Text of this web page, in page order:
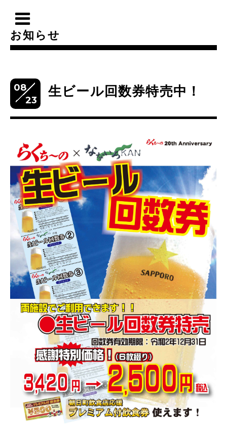
お知らせ
08
23
生ビール回数券特売中！